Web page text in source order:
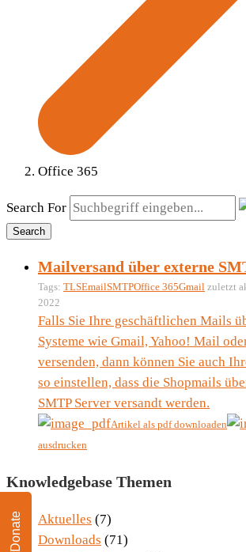
Office 365
Search For
Search
Mailversand über externe
Tags: TLSEmailSMTPOffice 365Gmail zuletzt
2022
Falls Sie Ihre geschäftlichen Mails
Systeme wie Gmail, Yahoo! Mail
versenden, dann können Sie auch
so einstellen, dass die Shopmails
SMTP Server versandt werden.
Artikel als pdf downloaden
ausdrucken
Knowledgebase Themen
Aktuelles (7)
Downloads (71)
Donate